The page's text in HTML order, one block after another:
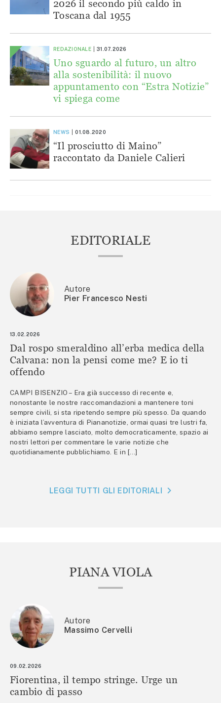
2026 il secondo più caldo in
Toscana dal 1955
REDAZIONALE 31.07.2026
Uno sguardo al futuro, un altro
alla sostenibilità: il nuovo
appuntamento con “Estra Notizie”
vi spiega come
NEWS 01.08.2020
“Il prosciutto di Maino”
raccontato da Daniele Calieri
EDITORIALE
Autore
Pier Francesco Nesti
13.02.2026
Dal rospo smeraldino all’erba medica della
Calvana: non la pensi come me? E io ti
offendo
CAMPI BISENZIO – Era già successo di recente e,
nonostante le nostre raccomandazioni a mantenere toni
sempre civili, si sta ripetendo sempre più spesso. Da quando
è iniziata l’avventura di Piananotizie, ormai quasi tre lustri fa,
abbiamo sempre lasciato, molto democraticamente, spazio ai
nostri lettori per commentare le varie notizie che
quotidianamente pubblichiamo. E in […]
LEGGI TUTTI GLI EDITORIALI
PIANA VIOLA
Autore
Massimo Cervelli
09.02.2026
Fiorentina, il tempo stringe. Urge un
cambio di passo